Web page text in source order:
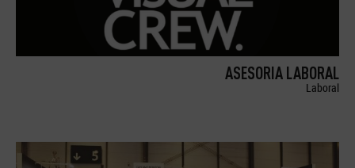
ASESORIA LABORAL
Laboral